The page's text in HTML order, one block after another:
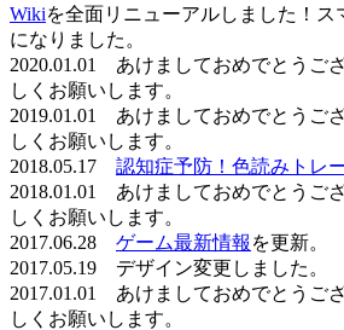
Wikiを全面リニューアルしました！ス
になりました。
2020.01.01 あけましておめでとうご
しくお願いします。
2019.01.01 あけましておめでとうご
しくお願いします。
2018.05.17 認知症予防！色読みトレ
2018.01.01 あけましておめでとうご
しくお願いします。
2017.06.28 ゲーム最新情報 を更新。
2017.05.19 デザイン変更しました。
2017.01.01 あけましておめでとうご
しくお願いします。